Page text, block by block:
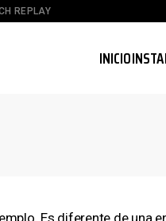
REPLAY
INICIO
Es diferente de una